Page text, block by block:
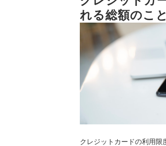
れる総額のこと
クレジットカードの利用限